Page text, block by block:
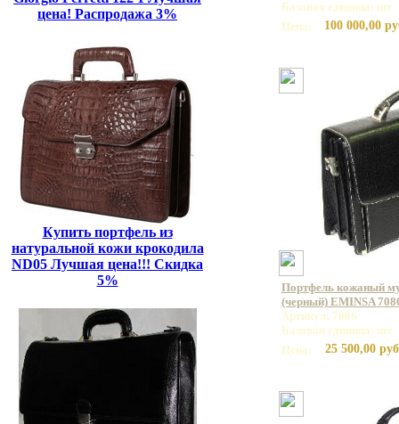
цена! Распродажа 3%
Купить портфель из
натуральной кожи крокодила
ND05 Лучшая цена!!! Скидка
5%
Базовая единица: шт
Цена:
100 000,00
Портфель кожаный
(черный) EMINSA
Артикул: 7086
Базовая единица: шт
Цена:
25 500,00